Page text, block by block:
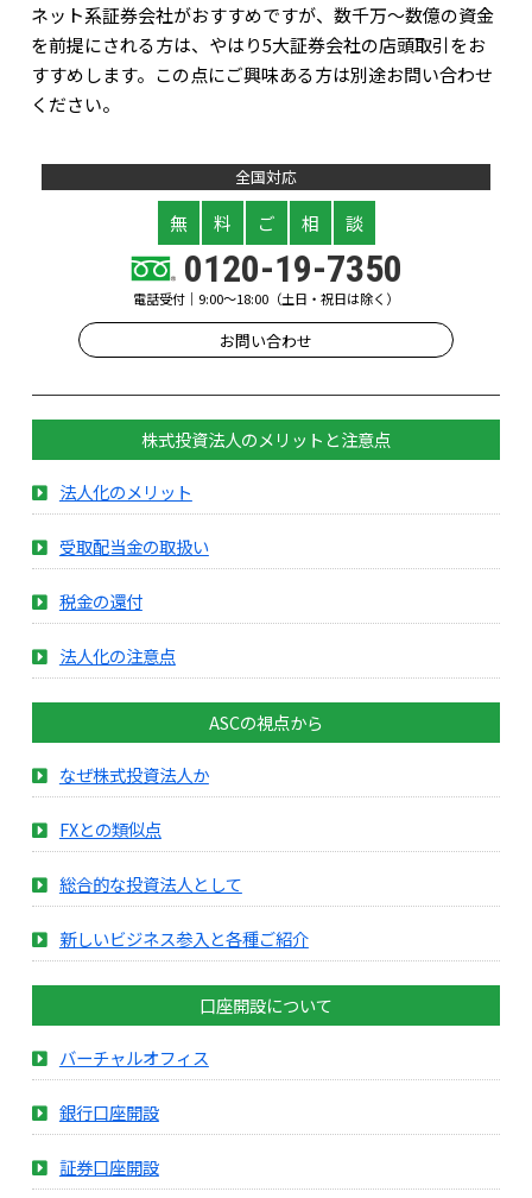
ネット系証券会社がおすすめですが、数千万～数億の資金
を前提にされる方は、やはり5大証券会社の店頭取引をお
すすめします。この点にご興味ある方は別途お問い合わせ
ください。
全国対応
無 料 ご 相 談
0120-19-7350
電話受付｜9:00～18:00（土日・祝日は除く）
お問い合わせ
株式投資法人のメリットと注意点
法人化のメリット
受取配当金の取扱い
税金の還付
法人化の注意点
ASCの視点から
なぜ株式投資法人か
FXとの類似点
総合的な投資法人として
新しいビジネス参入と各種ご紹介
口座開設について
バーチャルオフィス
銀行口座開設
証券口座開設